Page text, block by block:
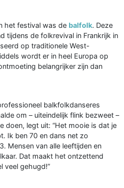
het festival was de balfolk. Deze
tijdens de folkrevival in Frankrijk in
op traditionele West-
wordt er in heel Europa op
belangrijker zijn dan
balkfolkdanseres
om – uiteindelijk flink bezweet –
doen, legt uit: “Het mooie is dat je
Ik ben 70 en dans net zo
Mensen van alle leeftijden en
Dat maakt het ontzettend
veel gehugd!”